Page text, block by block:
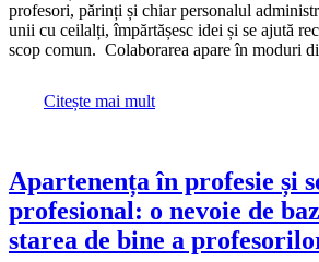
profesori, părinți și chiar personalul
unii cu ceilalți, împărtășesc idei și se ajută
scop comun. Colaborarea apare în moduri
Citește mai mult
Apartenența în profesie și
profesional: o nevoie de
starea de bine a